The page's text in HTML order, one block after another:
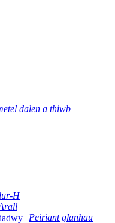
dalen a thiwb
H
Peiriant glanhau